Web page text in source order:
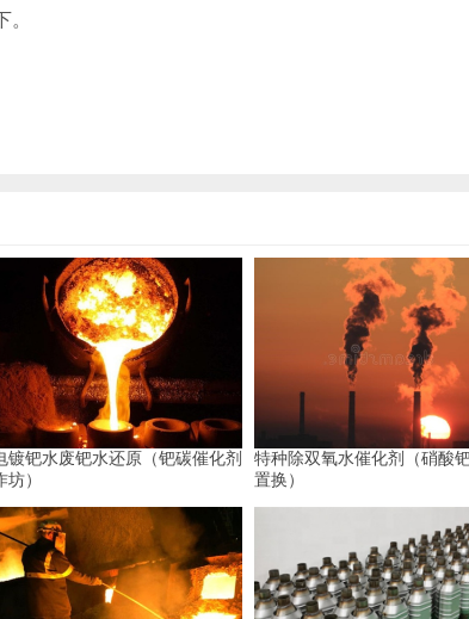
镀钯水废钯水还原（钯碳催化剂
坊）
特种除双氧水催化剂（硝酸
置换）